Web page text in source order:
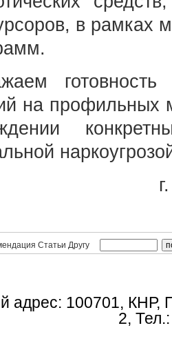
в рамках
на профильных
Статьи Другу
адрес: 100701, КНР,
2,